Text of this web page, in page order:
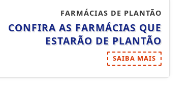
FARMÁCIAS DE PLANTÃO
CONFIRA AS FARMÁCIAS QUE
ESTARÃO DE PLANTÃO
SAIBA MAIS